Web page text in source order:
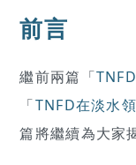
前言
繼前兩篇「
「TNFD在淡水
篇將繼續為大家